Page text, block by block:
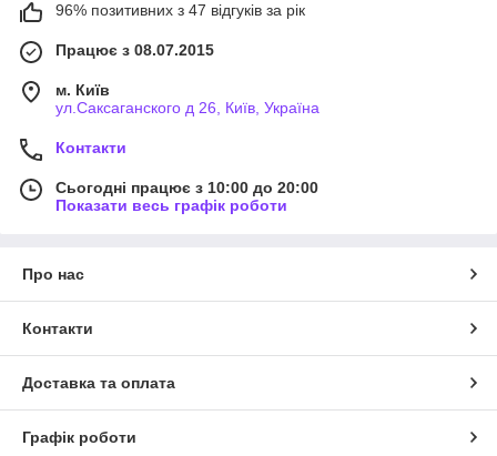
96% позитивних з 47 відгуків за рік
Працює з 08.07.2015
м. Київ
ул.Саксаганского д 26, Київ, Україна
Контакти
Сьогодні працює з 10:00 до 20:00
Показати весь графік роботи
Про нас
Контакти
Доставка та оплата
Графік роботи